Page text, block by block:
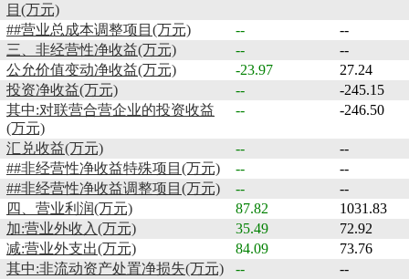
目(万元)
##营业总成本调整项目(万元) --
--
三、非经营性净收益(万元)
--
--
公允价值变动净收益(万元)
-23.97
27.24
投资净收益(万元)
--
-245.15
其中:对联营合营企业的投资收益
(万元)
-- -246.50
汇兑收益(万元) --
--
##非经营性净收益特殊项目(万元)
--
--
##非经营性净收益调整项目(万元)
--
--
四、营业利润(万元)
87.82
1031.83
加:营业外收入(万元)
35.49
72.92
减:营业外支出(万元)
84.09
73.76
其中:非流动资产处置净损失(万元)
--
--